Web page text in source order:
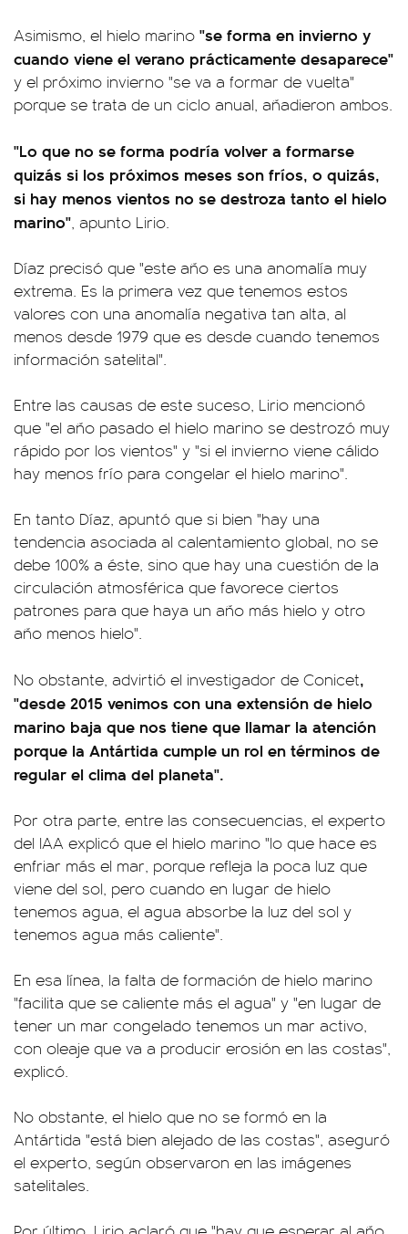
Asimismo, el hielo marino "se forma en invierno y
cuando viene el verano prácticamente desaparece"
y el próximo invierno "se va a formar de vuelta"
porque se trata de un ciclo anual, añadieron ambos.
"Lo que no se forma podría volver a formarse
quizás si los próximos meses son fríos, o quizás,
si hay menos vientos no se destroza tanto el hielo
marino", apunto Lirio.
Díaz precisó que "este año es una anomalía muy
extrema. Es la primera vez que tenemos estos
valores con una anomalía negativa tan alta, al
menos desde 1979 que es desde cuando tenemos
información satelital".
Entre las causas de este suceso, Lirio mencionó
que "el año pasado el hielo marino se destrozó muy
rápido por los vientos" y "si el invierno viene cálido
hay menos frío para congelar el hielo marino".
En tanto Díaz, apuntó que si bien "hay una
tendencia asociada al calentamiento global, no se
debe 100% a éste, sino que hay una cuestión de la
circulación atmosférica que favorece ciertos
patrones para que haya un año más hielo y otro
año menos hielo".
No obstante, advirtió el investigador de Conicet,
"desde 2015 venimos con una extensión de hielo
marino baja que nos tiene que llamar la atención
porque la Antártida cumple un rol en términos de
regular el clima del planeta".
Por otra parte, entre las consecuencias, el experto
del IAA explicó que el hielo marino "lo que hace es
enfriar más el mar, porque refleja la poca luz que
viene del sol, pero cuando en lugar de hielo
tenemos agua, el agua absorbe la luz del sol y
tenemos agua más caliente".
En esa línea, la falta de formación de hielo marino
"facilita que se caliente más el agua" y "en lugar de
tener un mar congelado tenemos un mar activo,
con oleaje que va a producir erosión en las costas",
explicó.
No obstante, el hielo que no se formó en la
Antártida "está bien alejado de las costas", aseguró
el experto, según observaron en las imágenes
satelitales.